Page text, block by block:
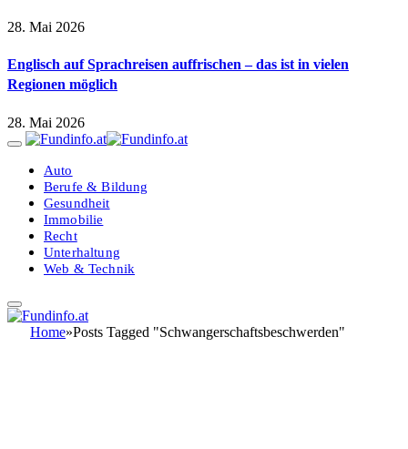
28. Mai 2026
Englisch auf Sprachreisen auffrischen – das ist in vielen
Regionen möglich
28. Mai 2026
Auto
Berufe & Bildung
Gesundheit
Immobilie
Recht
Unterhaltung
Web & Technik
Home»Posts Tagged "Schwangerschaftsbeschwerden"